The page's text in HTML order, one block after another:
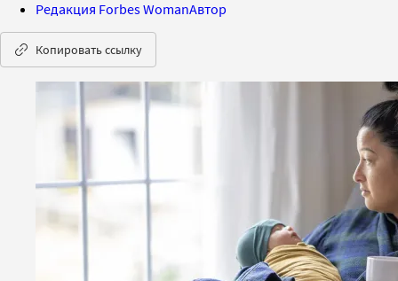
Редакция Forbes WomanАвтор
Копировать ссылку